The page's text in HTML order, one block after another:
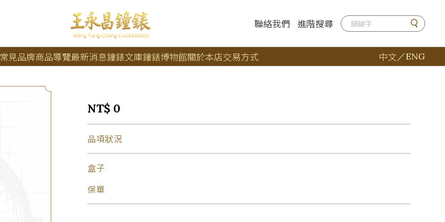
聯絡我們 進階搜尋
常見品牌商品導覽最新消息鐘錶文庫鐘錶博物館關於本店交易方式 中文／ENG
NT$ 0
品項狀況
盒子
保單